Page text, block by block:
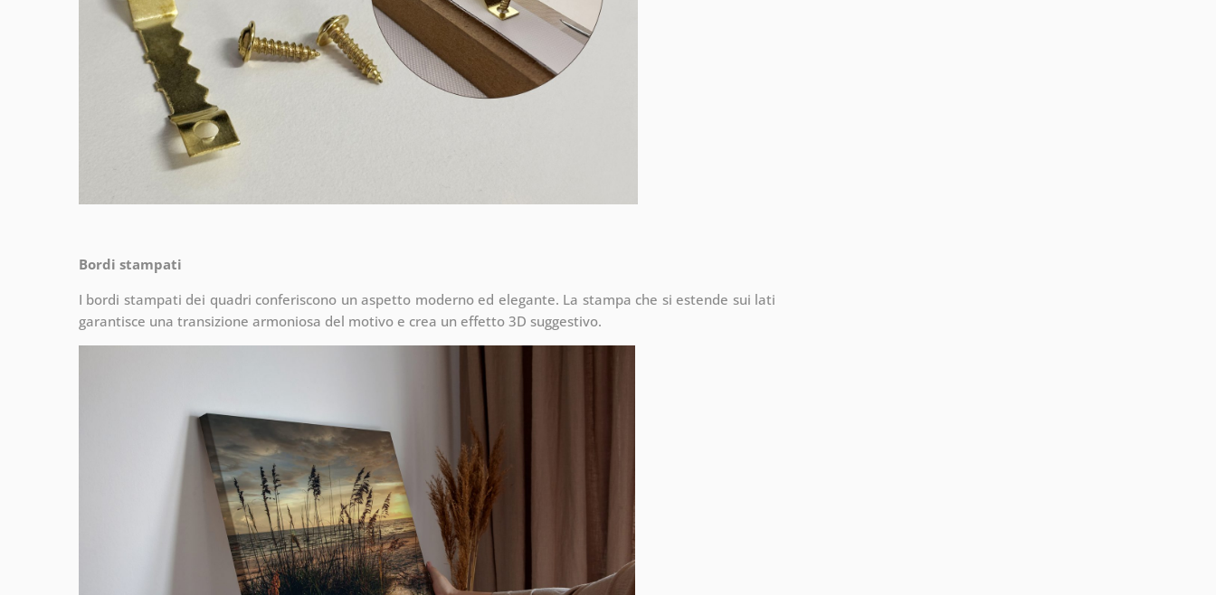
Bordi stampati
I bordi stampati dei quadri conferiscono un aspetto moderno ed elegante. La stampa che si estende sui lati
garantisce una transizione armoniosa del motivo e crea un effetto 3D suggestivo.